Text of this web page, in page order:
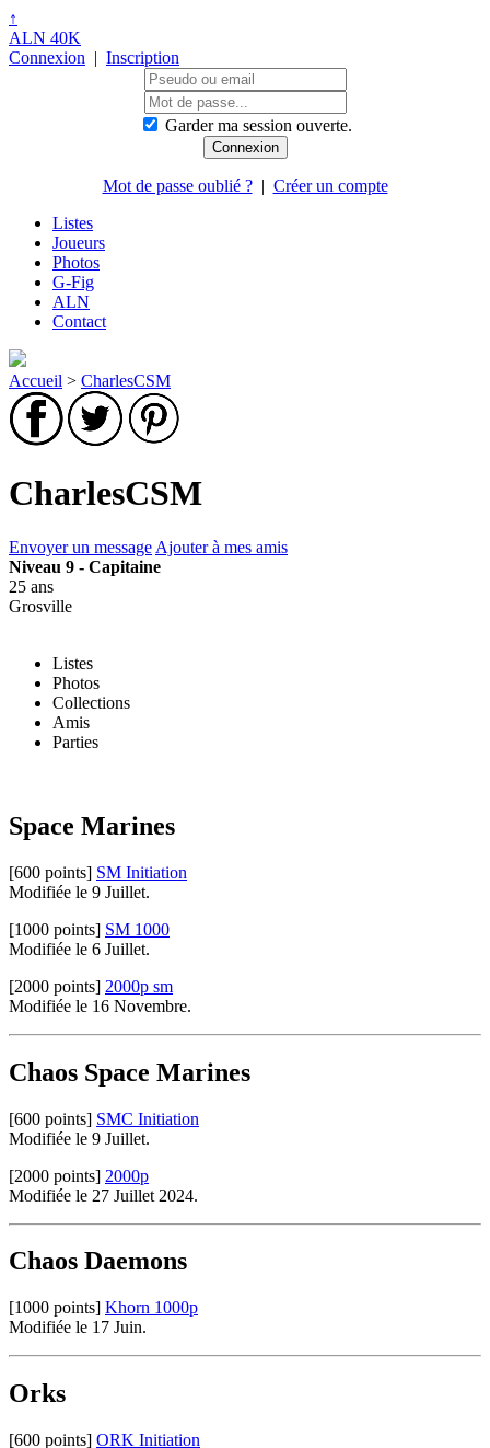
↑
ALN 40K
Connexion | Inscription
Garder ma session ouverte.
Mot de passe oublié ?| Créer un compte
Listes
Joueurs
Photos
G-Fig
ALN
Contact
Accueil > CharlesCSM
CharlesCSM
Envoyer un message Ajouter à mes amis
Niveau 9 - Capitaine
25 ans
Grosville
Listes
Photos
Collections
Amis
Parties
Space Marines
[600 points] SM Initiation
Modifiée le 9 Juillet.
[1000 points] SM 1000
Modifiée le 6 Juillet.
[2000 points] 2000p sm
Modifiée le 16 Novembre.
Chaos Space Marines
[600 points] SMC Initiation
Modifiée le 9 Juillet.
[2000 points] 2000p
Modifiée le 27 Juillet 2024.
Chaos Daemons
[1000 points] Khorn 1000p
Modifiée le 17 Juin.
Orks
[600 points] ORK Initiation